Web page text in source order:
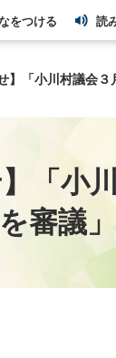
をつける 読
】「小川村議会
「小
審議」